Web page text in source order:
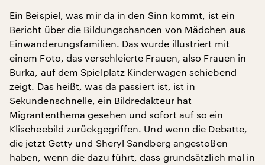
Ein Beispiel, was mir da in den Sinn kommt, ist ein
Bericht über die Bildungschancen von Mädchen aus
Einwanderungsfamilien. Das wurde illustriert mit
einem Foto, das verschleierte Frauen, also Frauen in
Burka, auf dem Spielplatz Kinderwagen schiebend
zeigt. Das heißt, was da passiert ist, ist in
Sekundenschnelle, ein Bildredakteur hat
Migrantenthema gesehen und sofort auf so ein
Klischeebild zurückgegriffen. Und wenn die Debatte,
die jetzt Getty und Sheryl Sandberg angestoßen
haben, wenn die dazu führt, dass grundsätzlich mal in